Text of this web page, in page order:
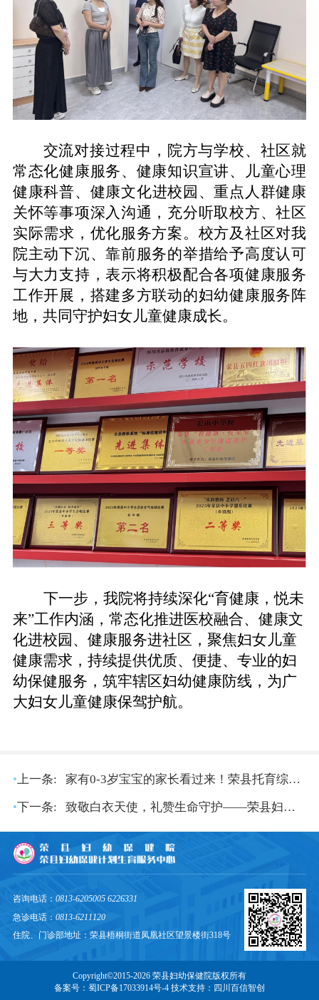
交流对接过程中，院方与学校、社区就
常态化健康服务、健康知识宣讲、儿童心理
健康科普、 健康文化进校园 、重点人群健康
关怀等事项深入沟通，充分听取校方、社区
实际需求，优化服务方案。校方及社区对我
院主动下沉、靠前服务的举措给予高度认可
与大力支持，表示将积极配合各项健康服务
工作开展，搭建多方联动的妇幼健康服务阵
地，共同守护妇女儿童健康成长。
下一步， 我院将持续深化“育健康，悦未
来”工作内涵，常态化推进医校融合、健康文
化进校园、健康服务进社区 ，聚焦妇女儿童
健康需求，持续提供优质、便捷、专业的妇
幼保健服务，筑牢辖区妇幼健康防线，为广
大妇女儿童健康保驾护航。
• 上一条: 家有0-3岁宝宝的家长看过来！荣县托育综合服务中心年底开园，普惠、公办、专业！解放爸妈就靠它！
•下一条: 致敬白衣天使，礼赞生命守护——荣县妇幼保健院举行5·12国际护士节系列庆祝活动
咨询电话： 0813-6205005 6226331
急诊电话： 0813-6211120
住院、门诊部地址：荣县梧桐街道凤凰社区望景楼街318号
Copyright©2015-2026 荣县妇幼保健院版权所有
备案号：蜀ICP备17033914号-4 技术支持： 四川百信智创